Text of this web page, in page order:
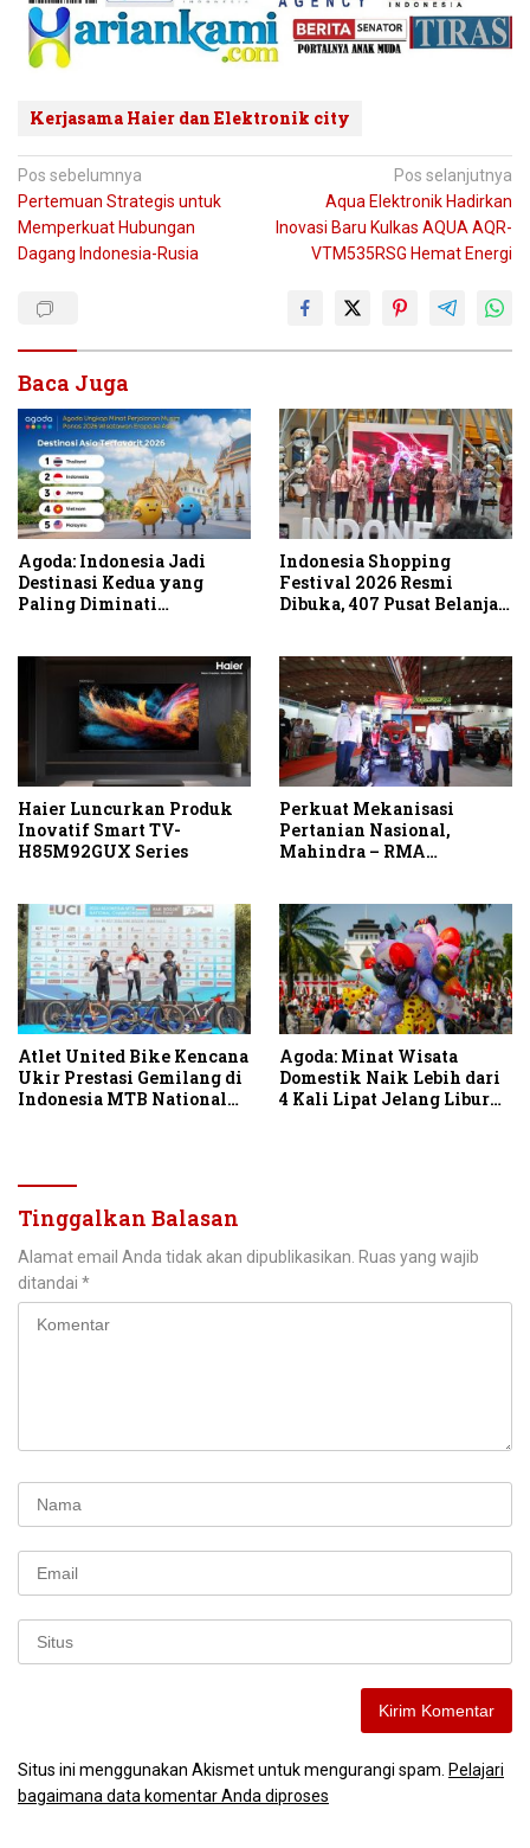
Kerjasama Haier dan Elektronik city
Navigasi
pos
Pos sebelumnya
Pertemuan Strategis untuk
Memperkuat Hubungan
Dagang Indonesia-Rusia
Pos selanjutnya
Aqua Elektronik Hadirkan
Inovasi Baru Kulkas AQUA AQR-
VTM535RSG Hemat Energi
Baca Juga
Agoda: Indonesia Jadi
Destinasi Kedua yang
Paling Diminati
di Asia
Indonesia Shopping
Festival 2026 Resmi
Dibuka, 407 Pusat Belanja
Haier Luncurkan Produk
Inovatif Smart TV-
H85M92GUX Series
Perkuat Mekanisasi
Pertanian Nasional,
Mahindra – RMA
Tingkatkan Produktivitas
Petani Indonesia
Atlet United Bike Kencana
Ukir Prestasi Gemilang di
Indonesia MTB National
Agoda: Minat Wisata
Domestik Naik Lebih dari
4 Kali Lipat Jelang Libur
Tinggalkan Balasan
Alamat email Anda tidak akan dipublikasikan. Ruas yang wajib
ditandai *
Situs ini menggunakan Akismet untuk mengurangi spam. Pelajari
bagaimana data komentar Anda diproses